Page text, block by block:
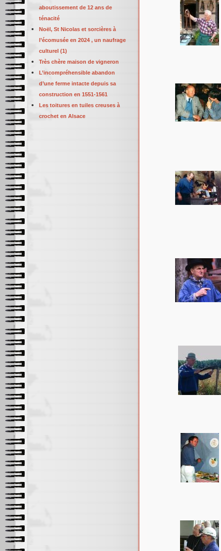
aboutissement de 12 ans de
ténacité
Noël, St Nicolas et sorcières à
l’écomusée en 2024 , un naufrage
culturel (1)
Très chère maison de vigneron
L’incompréhensible abandon
d’une ferme intacte depuis sa
construction en 1551-1561
Les toitures en tuiles creuses à
crochet en Alsace